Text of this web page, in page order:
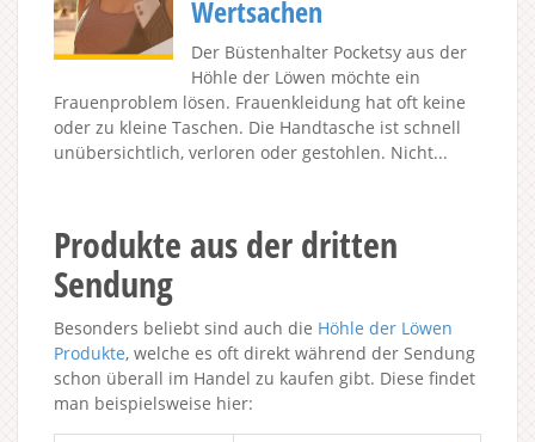
Wertsachen
Der Büstenhalter Pocketsy aus der
Höhle der Löwen möchte ein
Frauenproblem lösen. Frauenkleidung hat oft keine
oder zu kleine Taschen. Die Handtasche ist schnell
unübersichtlich, verloren oder gestohlen. Nicht...
Produkte aus der dritten
Sendung
Besonders beliebt sind auch die Höhle der Löwen
Produkte, welche es oft direkt während der Sendung
schon überall im Handel zu kaufen gibt. Diese findet
man beispielsweise hier: